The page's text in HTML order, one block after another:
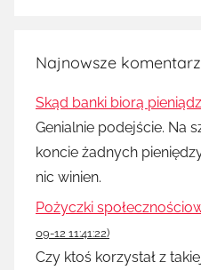
Najnowsze
Skąd banki biorą
Genialnie podejście. Na
koncie żadnych
nic winien.
Pożyczki
09-12 11:41:22)
Czy ktoś korzystał z